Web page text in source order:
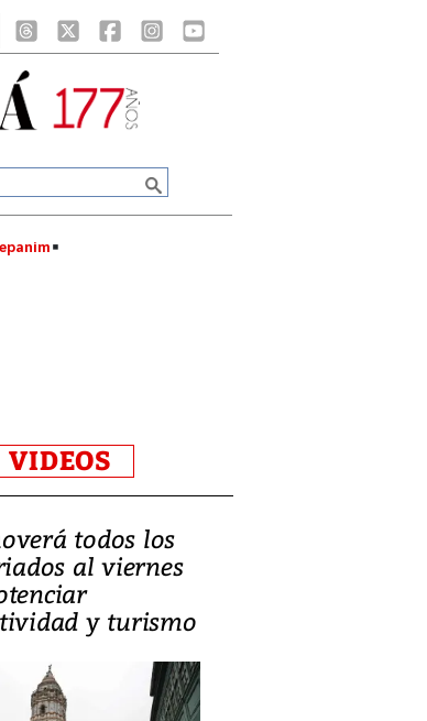
VIDEOS
todos los
al viernes
y turismo